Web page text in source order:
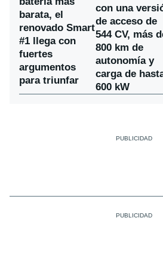
barata, el
renovado Smart
#1 llega con
fuertes
argumentos
para triunfar
con una
de acceso de
544 CV, más
800 km de
autonomía y
carga de
600 kW